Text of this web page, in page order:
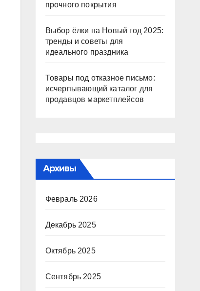
прочного покрытия
Выбор ёлки на Новый год 2025:
тренды и советы для
идеального праздника
Товары под отказное письмо:
исчерпывающий каталог для
продавцов маркетплейсов
Архивы
Февраль 2026
Декабрь 2025
Октябрь 2025
Сентябрь 2025